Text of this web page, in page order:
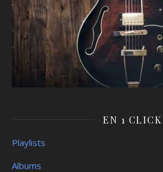
EN 1 CLICK
Playlists
Albums